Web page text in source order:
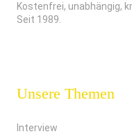
Kostenfrei, unabhängig,
Seit 1989.
Unsere Themen
Interview